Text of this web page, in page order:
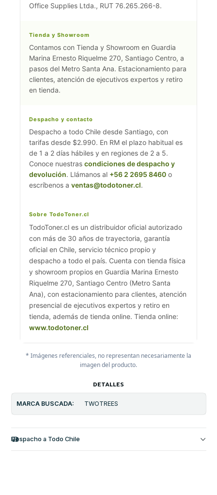
Office Supplies Ltda., RUT 76.265.266-8.
Tienda y Showroom
Contamos con Tienda y Showroom en Guardia
Marina Ernesto Riquelme 270, Santiago Centro, a
pasos del Metro Santa Ana. Estacionamiento para
clientes, atención de ejecutivos expertos y retiro
en tienda.
Despacho y contacto
Despacho a todo Chile desde Santiago, con
tarifas desde $2.990. En RM el plazo habitual es
de 1 a 2 días hábiles y en regiones de 2 a 5.
Conoce nuestras condiciones de despacho y
devolución. Llámanos al +56 2 2695 8460 o
escríbenos a ventas@todotoner.cl.
Sobre TodoToner.cl
TodoToner.cl es un distribuidor oficial autorizado
con más de 30 años de trayectoria, garantía
oficial en Chile, servicio técnico propio y
despacho a todo el país. Cuenta con tienda física
y showroom propios en Guardia Marina Ernesto
Riquelme 270, Santiago Centro (Metro Santa
Ana), con estacionamiento para clientes, atención
presencial de ejecutivos expertos y retiro en
tienda, además de tienda online. Tienda online:
www.todotoner.cl
* Imágenes referenciales, no representan necesariamente la
imagen del producto.
DETALLES
MARCA BUSCADA: TWOTREES
Despacho a Todo Chile